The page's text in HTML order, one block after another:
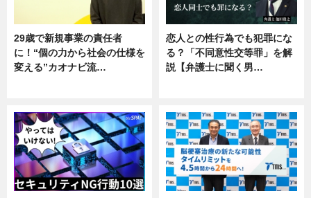
29歳で新規事業の責任者
に！“個の力から社会の仕様を
変える”カオナビ流…
恋人との性行為でも犯罪にな
る？「不同意性交等罪」を解
説【弁護士に聞く男…